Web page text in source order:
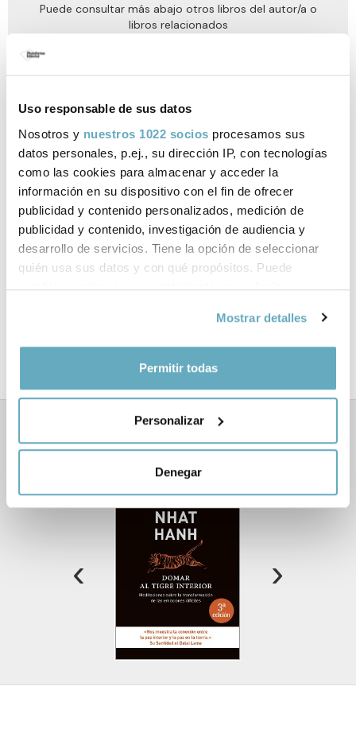
Uso responsable de sus datos
Nosotros y nuestros 1022 socios procesamos sus
datos personales, p.ej., su dirección IP, con tecnologías
como las cookies para almacenar y acceder la
información en su dispositivo con el fin de ofrecer
publicidad y contenido personalizados, medición de
publicidad y contenido, investigación de audiencia y
desarrollo de servicios. Tiene la opción de seleccionar
quién usa sus datos y con qué propósitos. Puede
cambiar o retirar su consentimiento en cualquier
Si lo permite, también quisiéramos:
geográfica que puede tener una precisión de varios
Identificar su dispositivo analizándolo activamente
datos personales y establezca sus preferencias en la
. Puede cambiar o retirar su
consentimiento en cualquier momento en la Declaración
de cookies.
Las cookies de este sitio web se usan para personalizar
el contenido y los anuncios, ofrecer funciones de redes
Mostrar detalles
Permitir todas
Personalizar
Denegar
Puede consultar más abajo otros libros del autor/a o
libros relacionados
Ficha técnica
ISBN: 978-84-16820-26-9
Páginas:192
Tema:Desarrollo personal
Traducción:Julia Alquézar
Libros relacionados
‹ ›